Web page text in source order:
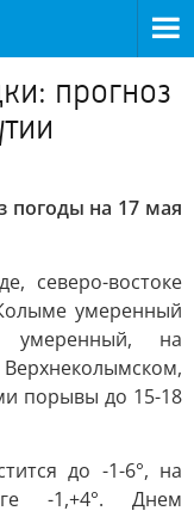
прогноз
погоды на 17 мая
северо-востоке
умеренный
на
порывы до 15-18
до -1-6°, на
-1,+4°. Днем